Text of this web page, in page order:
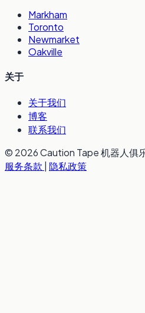
Markham
Toronto
Newmarket
Oakville
关于
关于我们
博客
联系我们
© 2026 Caution Tape 机器人俱
服务条款 隐私政策